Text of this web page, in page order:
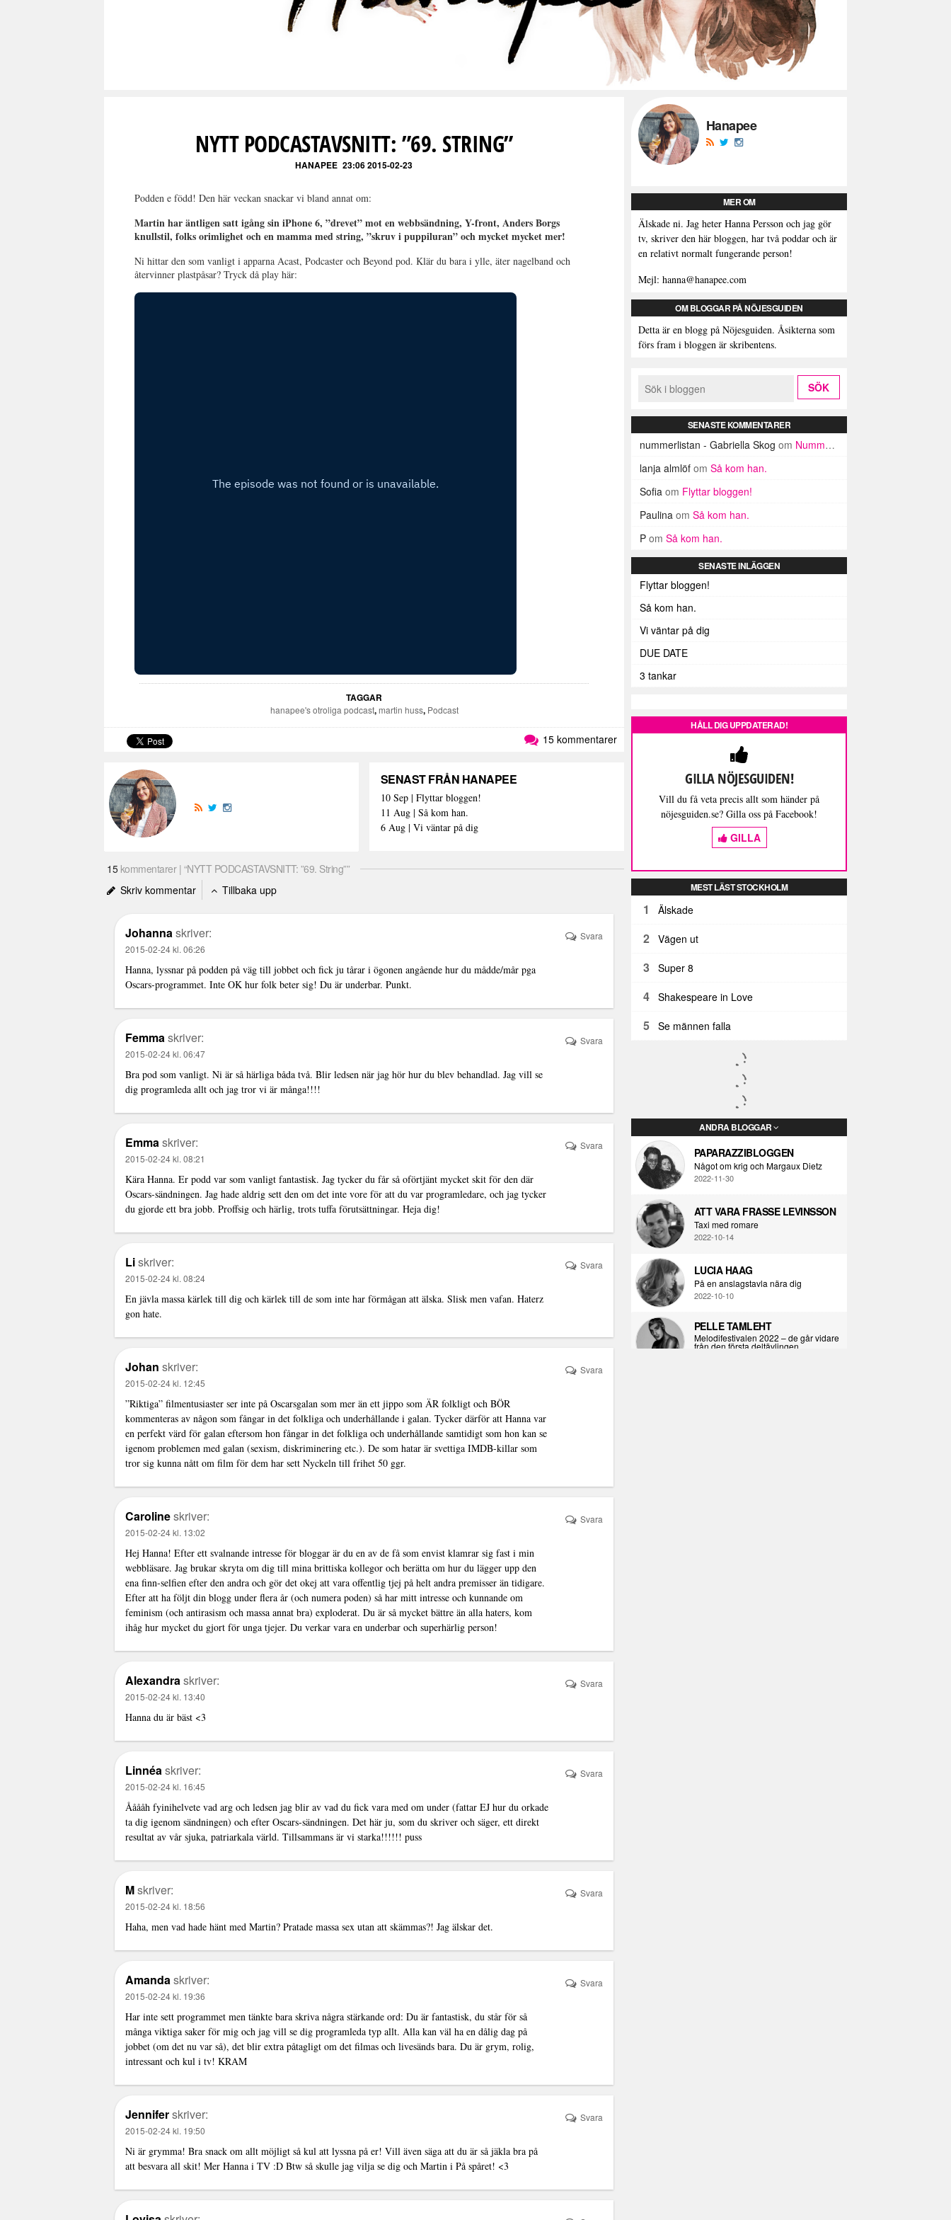
NYTT PODCASTAVSNITT: ”69. STRING”
HANAPEE 23:06 2015-02-23
Podden e född! Den här veckan snackar vi bland annat om:
Martin har äntligen satt igång sin iPhone 6, ”drevet” mot en webbsändning, Y-front, Anders Borgs
knullstil, folks orimlighet och en mamma med string, ”skruv i puppiluran” och mycket mycket mer!
Ni hittar den som vanligt i apparna Acast, Podcaster och Beyond pod. Klär du bara i ylle, äter nagelband och
återvinner plastpåsar? Tryck då play här:
TAGGAR
hanapee's otroliga podcast,martin huss, Podcast
15 kommentarer
SENAST FRÅN HANAPEE
10 Sep | Flyttar bloggen!
11 Aug | Så kom han.
6 Aug | Vi väntar på dig
15kommentarer | “NYTT PODCASTAVSNITT: ”69. String””
Skriv kommentar
Tillbaka upp
Johannaskriver:
2015-02-24 kl. 06:26
Hanna, lyssnar på podden på väg till jobbet och fick ju tårar i ögonen angående hur du mådde/mår pga
Oscars-programmet. Inte OK hur folk beter sig! Du är underbar. Punkt.
Svara
Femmaskriver:
2015-02-24 kl. 06:47
Bra pod som vanligt. Ni är så härliga båda två. Blir ledsen när jag hör hur du blev behandlad. Jag vill se
dig programleda allt och jag tror vi är många!!!!
Svara
Emmaskriver:
2015-02-24 kl. 08:21
Kära Hanna. Er podd var som vanligt fantastisk. Jag tycker du får så oförtjänt mycket skit för den där
Oscars-sändningen. Jag hade aldrig sett den om det inte vore för att du var programledare, och jag tycker
du gjorde ett bra jobb. Proffsig och härlig, trots tuffa förutsättningar. Heja dig!
Svara
Liskriver:
2015-02-24 kl. 08:24
En jävla massa kärlek till dig och kärlek till de som inte har förmågan att älska. Slisk men vafan. Haterz
gon hate.
Svara
Johan skriver:
2015-02-24 kl. 12:45
”Riktiga” filmentusiaster ser inte på Oscarsgalan som mer än ett jippo som ÄR folkligt och BÖR
kommenteras av någon som fångar in det folkliga och underhållande i galan. Tycker därför att Hanna var
en perfekt värd för galan eftersom hon fångar in det folkliga och underhållande samtidigt som hon kan se
igenom problemen med galan (sexism, diskriminering etc.). De som hatar är svettiga IMDB-killar som
tror sig kunna nått om film för dem har sett Nyckeln till frihet 50 ggr.
Svara
Carolineskriver:
2015-02-24 kl. 13:02
Hej Hanna! Efter ett svalnande intresse för bloggar är du en av de få som envist klamrar sig fast i min
webbläsare. Jag brukar skryta om dig till mina brittiska kollegor och berätta om hur du lägger upp den
ena finn-selfien efter den andra och gör det okej att vara offentlig tjej på helt andra premisser än tidigare.
Efter att ha följt din blogg under flera år (och numera poden) så har mitt intresse och kunnande om
feminism (och antirasism och massa annat bra) exploderat. Du är så mycket bättre än alla haters, kom
ihåg hur mycket du gjort för unga tjejer. Du verkar vara en underbar och superhärlig person!
Svara
Alexandraskriver:
2015-02-24 kl. 13:40
Hanna du är bäst <3
Svara
Linnéaskriver:
2015-02-24 kl. 16:45
Ååååh fyinihelvete vad arg och ledsen jag blir av vad du fick vara med om under (fattar EJ hur du orkade
ta dig igenom sändningen) och efter Oscars-sändningen. Det här ju, som du skriver och säger, ett direkt
resultat av vår sjuka, patriarkala värld. Tillsammans är vi starka!!!!!! puss
Svara
Mskriver:
2015-02-24 kl. 18:56
Haha, men vad hade hänt med Martin? Pratade massa sex utan att skämmas?! Jag älskar det.
Svara
Amandaskriver:
2015-02-24 kl. 19:36
Har inte sett programmet men tänkte bara skriva några stärkande ord: Du är fantastisk, du står för så
många viktiga saker för mig och jag vill se dig programleda typ allt. Alla kan väl ha en dålig dag på
jobbet (om det nu var så), det blir extra påtagligt om det filmas och livesänds bara. Du är grym, rolig,
intressant och kul i tv! KRAM
Svara
Jenniferskriver:
2015-02-24 kl. 19:50
Ni är grymma! Bra snack om allt möjligt så kul att lyssna på er! Vill även säga att du är så jäkla bra på
att besvara all skit! Mer Hanna i TV :D Btw så skulle jag vilja se dig och Martin i På spåret! <3
Svara
Hanapee
MER OM
Älskade ni. Jag heter Hanna Persson och jag gör
tv, skriver den här bloggen, har två poddar och är
en relativt normalt fungerande person!
Mejl: hanna@hanapee.com
OM BLOGGAR PÅ NÖJESGUIDEN
Detta är en blogg på Nöjesguiden. Åsikterna som
förs fram i bloggen är skribentens.
SENASTE KOMMENTARER
nummerlistan - Gabriella Skog om Nummerlistan
lanja almlöf om Så kom han.
Sofia om Flyttar bloggen!
Paulina om Så kom han.
P om Så kom han.
SENASTE INLÄGGEN
Flyttar bloggen!
Så kom han.
Vi väntar på dig
DUE DATE
3 tankar
HÅLL DIG UPPDATERAD!
GILLA NÖJESGUIDEN!
Vill du få veta precis allt som händer på
nöjesguiden.se? Gilla oss på Facebook!
GILLA
MEST LÄST STOCKHOLM
1 Älskade
2 Vägen ut
3 Super 8
4 Shakespeare in Love
5 Se männen falla
ANDRA BLOGGAR
PAPARAZZIBLOGGEN
Något om krig och Margaux Dietz
2022-11-30
ATT VARA FRASSE LEVINSSON
Taxi med romare
2022-10-14
LUCIA HAAG
På en anslagstavla nära dig
2022-10-10
PELLE TAMLEHT
Melodifestivalen 2022 – de går vidare
från den första deltävlingen